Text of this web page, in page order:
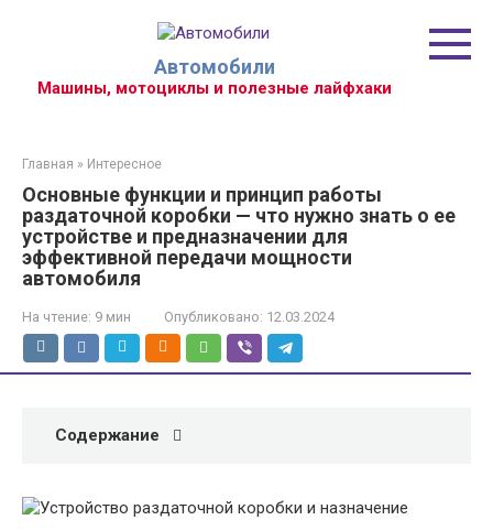
Автомобили
Машины, мотоциклы и полезные лайфхаки
Главная » Интересное
Основные функции и принцип работы
раздаточной коробки — что нужно знать о ее
устройстве и предназначении для
эффективной передачи мощности
автомобиля
На чтение: 9 мин Опубликовано: 12.03.2024
Содержание